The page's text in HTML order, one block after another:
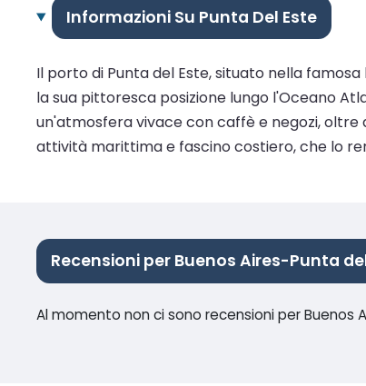
Informazioni Su Punta Del Este
Il porto di Punta del Este, situato nella
la sua pittoresca posizione lungo l'Oceano
un'atmosfera vivace con caffè e negozi, oltre
attività marittima e fascino costiero, che lo
Recensioni per Buenos Aires-Punta
Al momento non ci sono recensioni per Buenos